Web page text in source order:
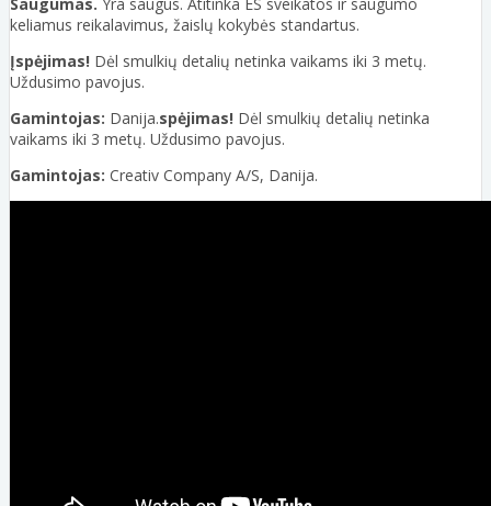
keliamus reikalavimus, žaislų kokybės standartus.
Įspėjimas! Dėl smulkių detalių netinka vaikams iki 3 metų.
Uždusimo pavojus.
Gamintojas: Danija.spėjimas! Dėl smulkių detalių netinka
vaikams iki 3 metų. Uždusimo pavojus.
Gamintojas: Creativ Company A/S, Danija.